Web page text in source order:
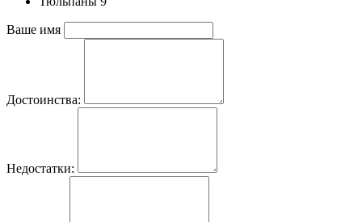
Ваше имя
Достоинства:
Недостатки: